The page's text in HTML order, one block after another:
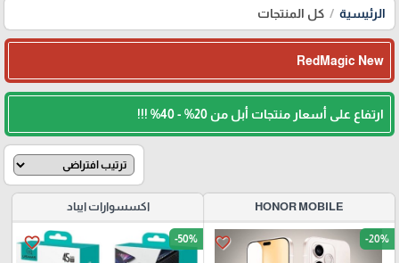
الرئيسية كل المنتجات
RedMagic New
ارتفاع على أسعار منتجات أبل من 20% - 40% !!!
HONOR MOBILE
favorite_border -20%
اكسسوارات ايباد
favorite_border -50%